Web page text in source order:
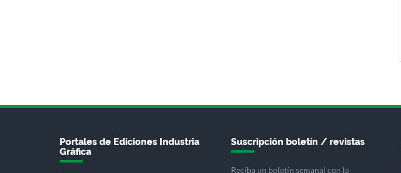
Portales de Ediciones Industria
Gráfica
Suscripción boletín / revistas
Reciba un boletín semanal con la